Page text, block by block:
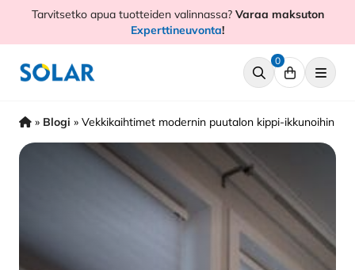
HyppääTarvitsetko apua tuotteiden valinnassa?Varaa maksuton
Experttineuvonta!
0
» Blogi » Vekkikaihtimet modernin puutalon kippi-ikkunoihin